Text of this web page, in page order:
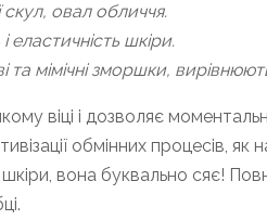
скул, овал обличчя.
еластичність шкіри.
та мімічні зморшки,
віці і дозволяє
обмінних процесів, як
шкіри, вона буквально сяє!